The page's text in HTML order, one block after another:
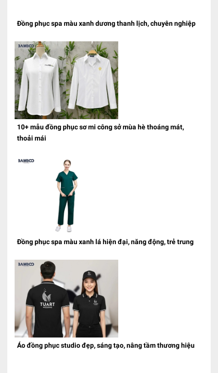
Đồng phục spa màu xanh dương thanh lịch, chuyên nghiệp
10+ mẫu đồng phục sơ mi công sở mùa hè thoáng mát,
thoải mái
Đồng phục spa màu xanh lá hiện đại, năng động, trẻ trung
Áo đồng phục studio đẹp, sáng tạo, nâng tầm thương hiệu